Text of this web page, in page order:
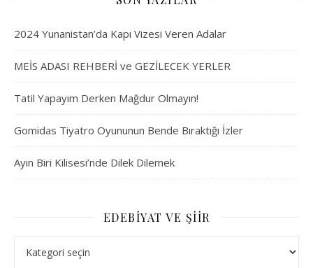
2024 Yunanistan’da Kapı Vizesi Veren Adalar
MEİS ADASI REHBERİ ve GEZİLECEK YERLER
Tatil Yapayım Derken Mağdur Olmayın!
Gomidas Tiyatro Oyununun Bende Bıraktığı İzler
Ayın Biri Kilisesi’nde Dilek Dilemek
EDEBIYAT VE ŞIIR